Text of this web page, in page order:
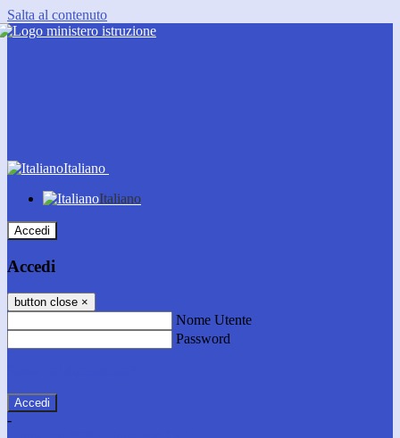
Salta al contenuto
Italiano
Italiano
Accedi
Accedi
button close ×
Nome Utente
Password
-